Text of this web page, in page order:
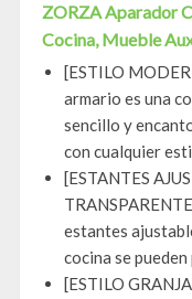
ZORZA Aparador
Cocina, Mueble
[ESTILO
armario es una
sencillo y
con cualquier
[ESTANTES
estantes
cocina se
[ESTILO